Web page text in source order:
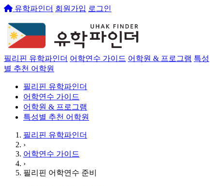
유학파인더 회원가입 로그인
필리핀 유학파인더 어학연수 가이드 어학원 & 프로그램 특성
별 추천 어학원
필리핀 유학파인더
어학연수 가이드
어학원 & 프로그램
특성별 추천 어학원
필리핀 유학파인더
›
어학연수 가이드
›
필리핀 어학연수 준비